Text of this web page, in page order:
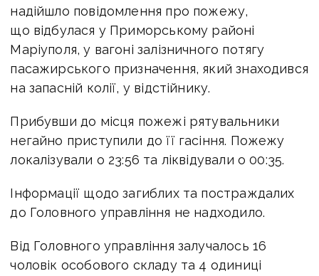
надійшло повідомлення про пожежу,
що відбулася у Приморському районі
Маріуполя, у вагоні залізничного потягу
пасажирського призначення, який знаходився
на запасній колії, у відстійнику.
Прибувши до місця пожежі рятувальники
негайно приступили до її гасіння. Пожежу
локалізували о 23:56 та ліквідували о 00:35.
Інформації щодо загиблих та постраждалих
до Головного управління не надходило.
Від Головного управління залучалось 16
чоловік особового складу та 4 одиниці